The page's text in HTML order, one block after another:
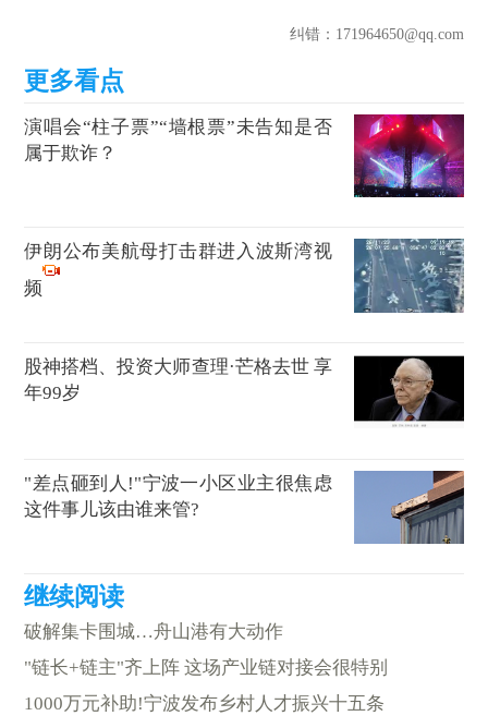
纠错：171964650@qq.com
演唱会“柱子票”“墙根票”未告知是否
属于欺诈？
伊朗公布美航母打击群进入波斯湾视
频
股神搭档、投资大师查理·芒格去世 享
年99岁
"差点砸到人!"宁波一小区业主很焦虑
这件事儿该由谁来管?
破解集卡围城…舟山港有大动作
"链长+链主"齐上阵 这场产业链对接会很特别
1000万元补助!宁波发布乡村人才振兴十五条